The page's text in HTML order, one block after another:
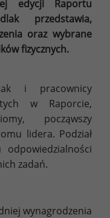
edycji Raportu
przedstawia,
oraz wybrane
fizycznych.
i pracownicy
w Raporcie,
począwszy
lidera. Podział
zadań.
wynagrodzenia